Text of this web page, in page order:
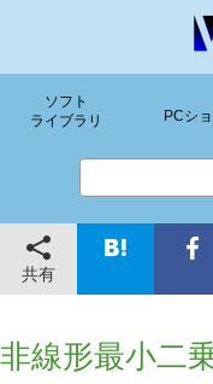
ソフト
ライブラリ
PCシ
共有
非線形最小二